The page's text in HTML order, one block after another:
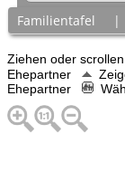
Familientafel
Ziehen oder
Ehepartner
Ehepartner